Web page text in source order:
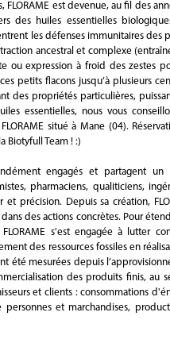
est devenue, au fil des
des huiles essentielles
les défenses immunitaires des
ancestral et complexe
ou expression à froid des zestes
petits flacons jusqu’à plusieurs
des propriétés particulières,
essentielles, nous vous
situé à Mane (04).
Biotyfull Team ! :)
engagés et partagent un
pharmaciens, qualiticiens,
précision. Depuis sa création,
des actions concrètes. Pour
s'est engagée à lutter
des ressources fossiles en
été mesurées depuis
des produits finis, au
et clients : consommations
personnes et marchandises,